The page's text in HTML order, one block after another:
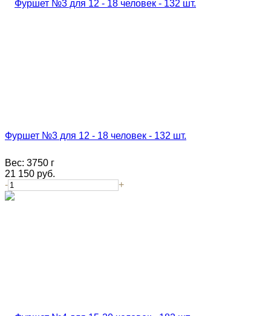
Фуршет №3 для 12 - 18 человек - 132 шт.
Вес: 3750 г
21 150 руб.
-
+